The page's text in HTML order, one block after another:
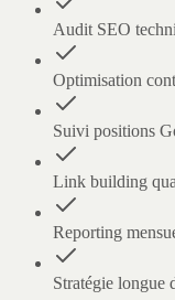
Audit SEO
Optimisation
Suivi positions
Link building
Reporting
Stratégie longue